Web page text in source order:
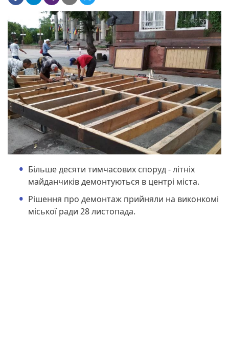
Більше десяти тимчасових споруд - літніх
майданчиків демонтуються в центрі міста.
Рішення про демонтаж прийняли на виконкомі
міської ради 28 листопада.